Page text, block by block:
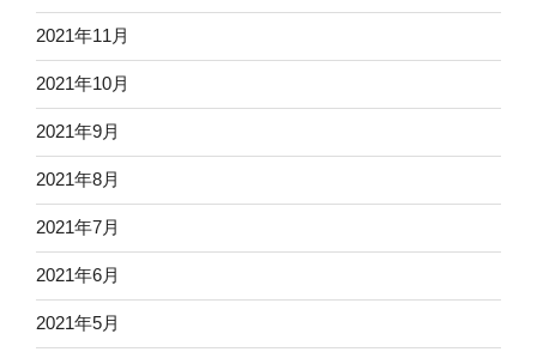
2021年11月
2021年10月
2021年9月
2021年8月
2021年7月
2021年6月
2021年5月